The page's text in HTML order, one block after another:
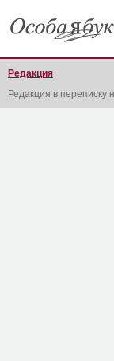
Редакция
Редакция в переписку